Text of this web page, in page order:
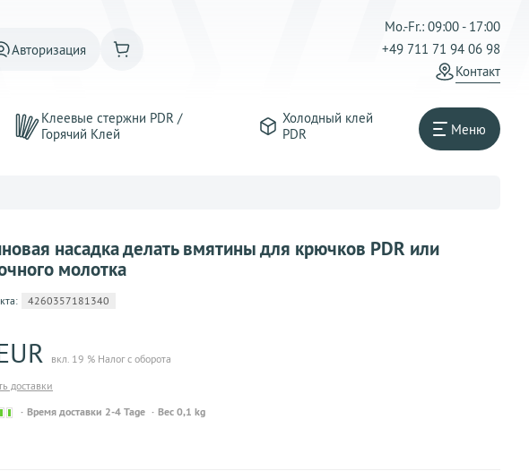
Авторизация
Mo.-Fr.: 09:00 - 17:00
+49 711 71 94 06 98
Контакт
Клеевые стержни PDR /
Горячий Kлей
Холодный клей
PDR
Меню
насадка делать вмятины для крючков PDR или
молотка
4260357181340
вкл. 19 % Налог с оборота
доставки
Sofort
Время доставки 2-4 Tage Вес 0,1 kg